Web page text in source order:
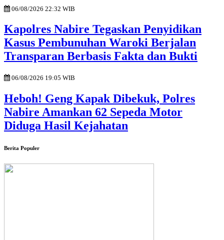
06/08/2026 22:32 WIB
Kapolres Nabire Tegaskan Penyidikan
Kasus Pembunuhan Waroki Berjalan
Transparan Berbasis Fakta dan Bukti
06/08/2026 19:05 WIB
Heboh! Geng Kapak Dibekuk, Polres
Nabire Amankan 62 Sepeda Motor
Diduga Hasil Kejahatan
Berita Populer